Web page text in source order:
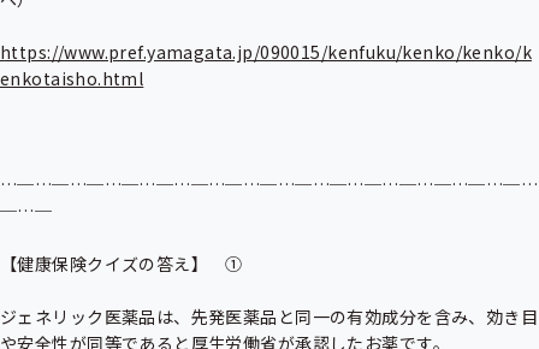
https://www.pref.yamagata.jp/090015/kenfuku/kenko/kenko/k
enkotaisho.html
…─…─…─…─…─…─…─…─…─…─…─…─…─…─…─…
─…─
【健康保険クイズの答え】　①
ジェネリック医薬品は、先発医薬品と同一の有効成分を含み、効き目
や安全性が同等であると厚生労働省が承認したお薬です。